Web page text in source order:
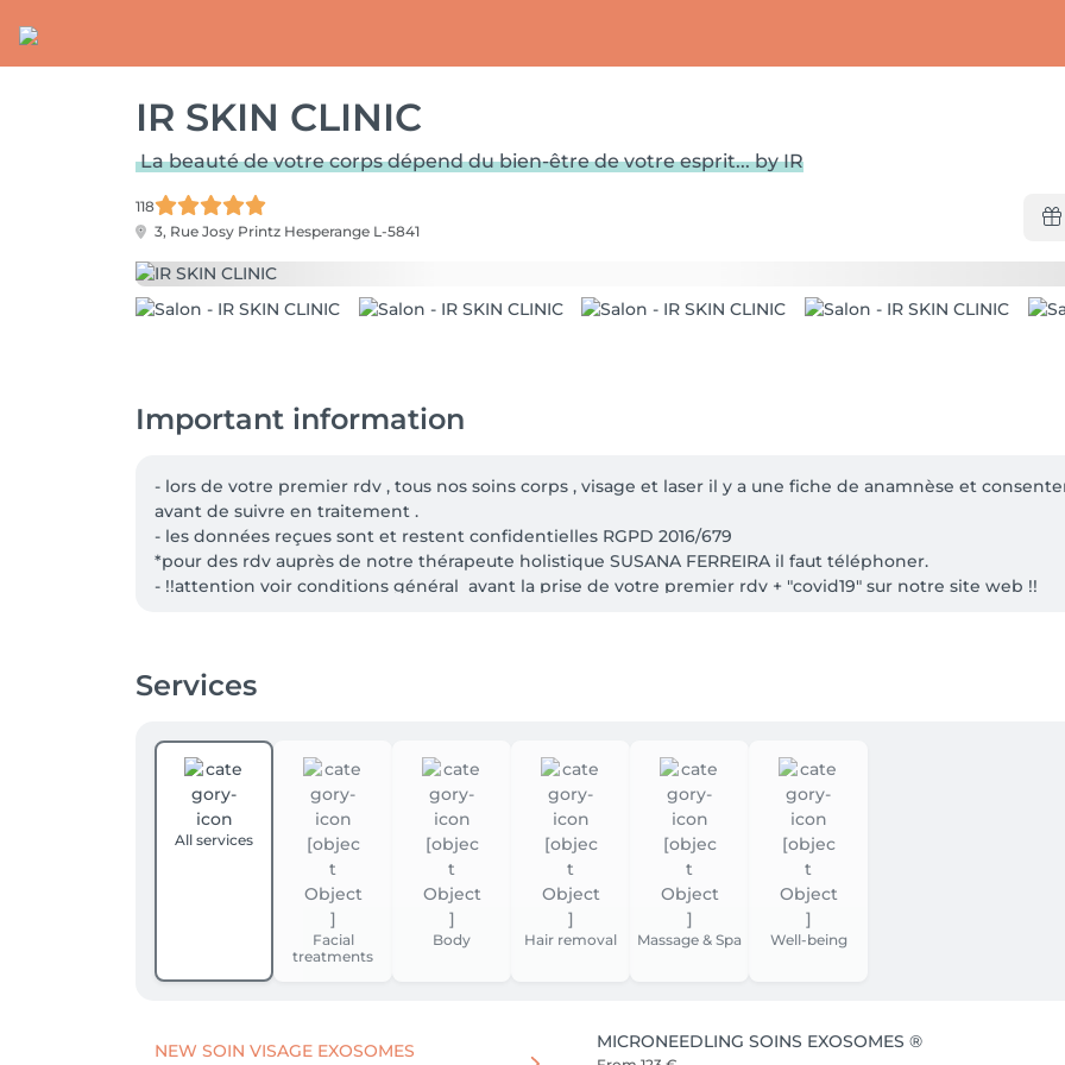
IR SKIN CLINIC
La beauté de votre corps dépend du bien-être de votre esprit... by IR
118
3, Rue Josy Printz Hesperange L-5841
Important information
- lors de votre premier rdv , tous nos soins corps , visage et laser il y a une fiche de anamnèse et
avant de suivre en traitement .
- les données reçues sont et restent confidentielles RGPD 2016/679
*pour des rdv auprès de notre thérapeute holistique SUSANA FERREIRA il faut téléphoner.
- !!attention voir conditions général  avant la prise de votre premier rdv + "covid19" sur notre site web !!
Services
All services
Facial
treatments
Body Hair removal Massage & Spa Well-being
NEW SOIN VISAGE EXOSOMES
MICRONEEDLING SOINS EXOSOMES ®